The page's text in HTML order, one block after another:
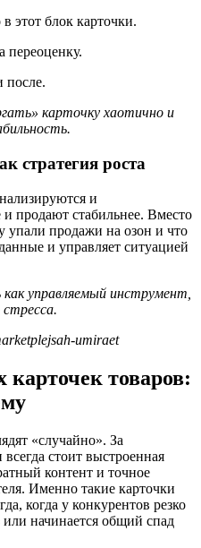
этот блок карточки.
переоценку.
после.
карточку хаотично и
стратегия роста
и
продают стабильнее. Вместо
упали продажи на озон и что
и управляет ситуацией
управляемый инструмент,
товаров:
«случайно». За
стоит выстроенная
контент и точное
Именно такие карточки
когда у конкурентов резко
начинается общий спад